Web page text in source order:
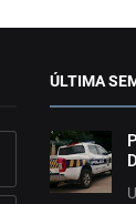
ÚLTIMA